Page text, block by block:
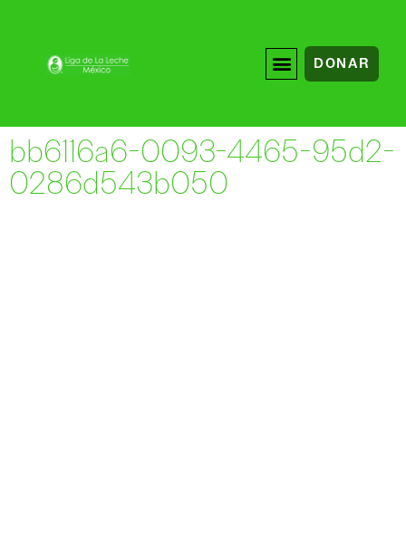
DONAR
bb6116a6-0093-4465-95d2-
0286d543b050